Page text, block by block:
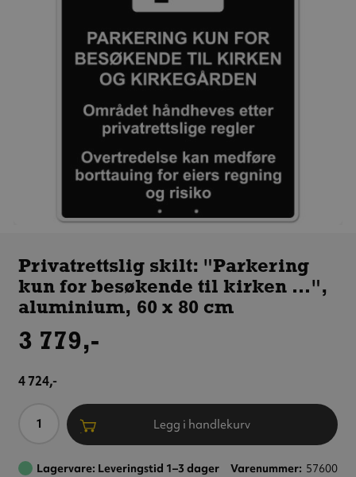
"Parkering
kun for
besøkende
aluminium,
60 x 80 cm
Privatrettslig skilt: "Parkering
kun for besøkende til kirken …",
aluminium, 60 x 80 cm
3 779,-
4 724,-
Antall Legg i handlekurv
Lagervare: Leveringstid 1–3 dager Varenummer 57600